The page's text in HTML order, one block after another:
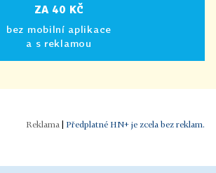
ZA 40 KČ
bez mobilní aplikace
a s reklamou
Předplatné HN+ je zcela bez reklam.